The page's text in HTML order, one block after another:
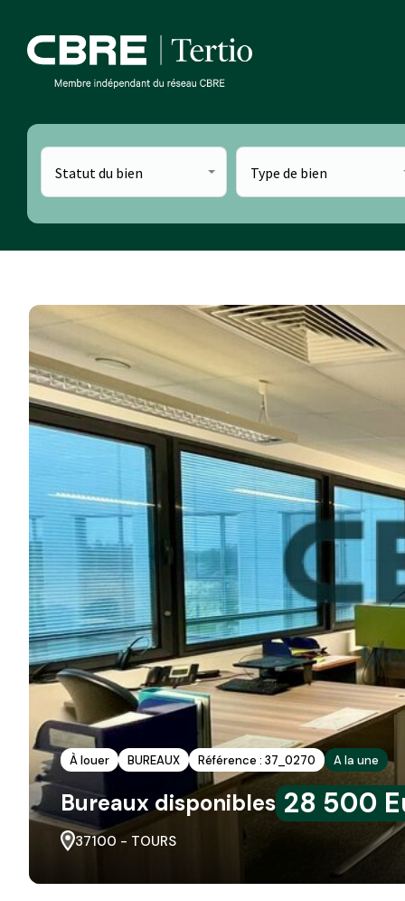
Statut du bien Type de bien
À louer BUREAUX Référence : 37_0270 A la une
Bureaux disponibles 28 500
37100 - TOURS